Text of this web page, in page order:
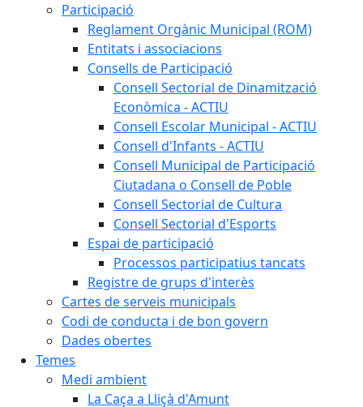
Participació
Reglament Orgànic Municipal (ROM)
Entitats i associacions
Consells de Participació
Consell Sectorial de Dinamització
Econòmica - ACTIU
Consell Escolar Municipal - ACTIU
Consell d'Infants - ACTIU
Consell Municipal de Participació
Ciutadana o Consell de Poble
Consell Sectorial de Cultura
Consell Sectorial d'Esports
Espai de participació
Processos participatius tancats
Registre de grups d'interès
Cartes de serveis municipals
Codi de conducta i de bon govern
Dades obertes
Temes
Medi ambient
La Caça a Lliçà d'Amunt